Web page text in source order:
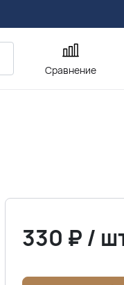
Сравнение
330 ₽ /